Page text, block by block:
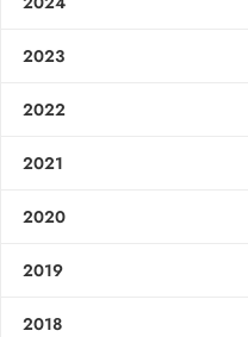
2023
2022
2021
2020
2019
2018